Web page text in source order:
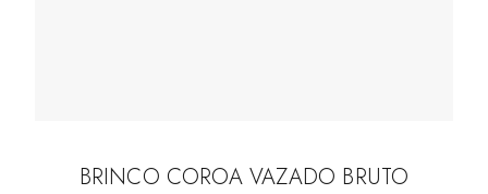
BRINCO COROA VAZADO BRUTO